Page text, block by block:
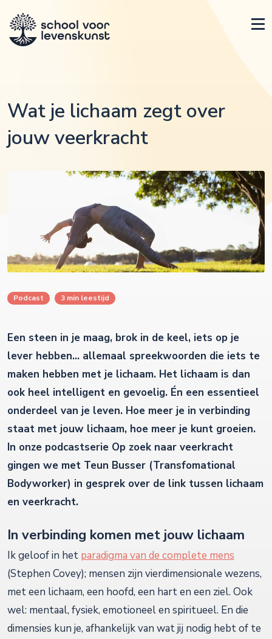
Wat je lichaam zegt over
jouw veerkracht
Podcast 3 min leestijd
Een steen in je maag, brok in de keel, iets op je
lever hebben… allemaal spreekwoorden die iets te
maken hebben met je lichaam. Het lichaam is dan
ook heel intelligent en gevoelig. Én een essentieel
onderdeel van je leven. Hoe meer je in verbinding
staat met jouw lichaam, hoe meer je kunt groeien.
In onze podcastserie Op zoek naar veerkracht
gingen we met Teun Busser (Transfomational
Bodyworker) in gesprek over de link tussen lichaam
en veerkracht.
In verbinding komen met jouw lichaam
Ik geloof in het paradigma van de complete mens
(Stephen Covey); mensen zijn vierdimensionale wezens,
met een lichaam, een hoofd, een hart en een ziel. Ook
wel: mentaal, fysiek, emotioneel en spiritueel. En die
dimensies kun je, afhankelijk van wat jij nodig hebt of te